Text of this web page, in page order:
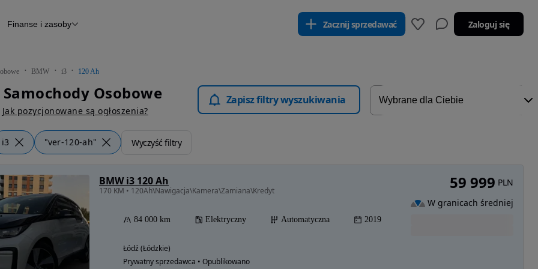
Raport z inspekcji
Otomoto News
Finanse i zasoby Zacznij sprzedawać Zaloguj się
BMW i3 120 Ah
Samochody Osobowe
Jak pozycjonowane są ogłoszenia?
Zapisz filtry wyszukiwania
i3 "ver-120-ah" Wyczyść filtry
BMW i3 120 Ah
170 KM • 120Ah\Nawigacja\Kamera\Zamiana\Kredyt
84 000 km Elektryczny Automatyczna 2019
Łódź (Łódzkie)
Prywatny sprzedawca • Opublikowano
59 999 PLN
W granicach średniej